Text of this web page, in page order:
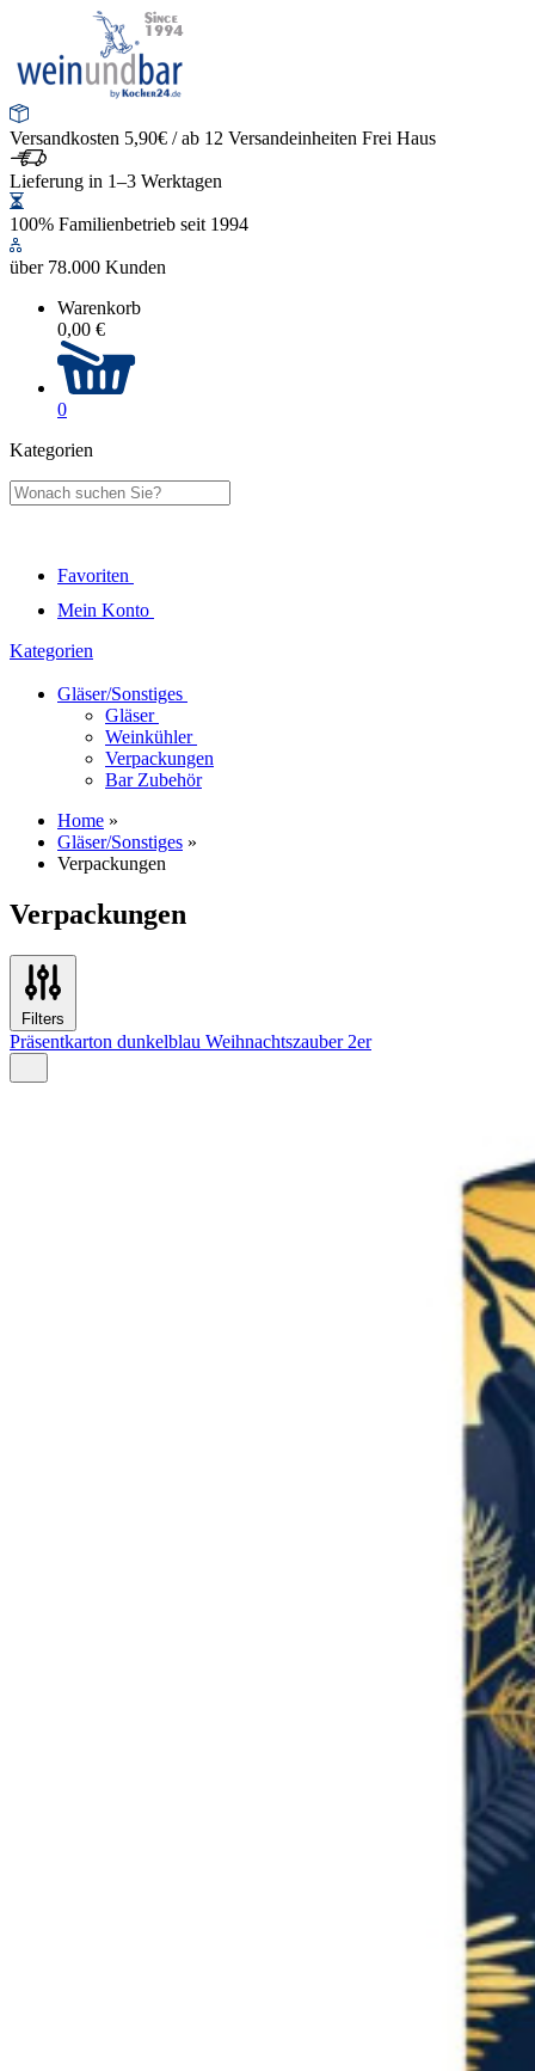
Versandkosten 5,90€ / ab 12 Versandeinheiten Frei Haus
Lieferung in 1–3 Werktagen
100% Familienbetrieb seit 1994
über 78.000 Kunden
Warenkorb
0,00 €
0
Kategorien
Favoriten
Mein Konto
Kategorien
Gläser/Sonstiges
Gläser
Weinkühler
Verpackungen
Bar Zubehör
Home »
Gläser/Sonstiges »
Verpackungen
Verpackungen
Filters
Präsentkarton dunkelblau Weihnachtszauber 2er